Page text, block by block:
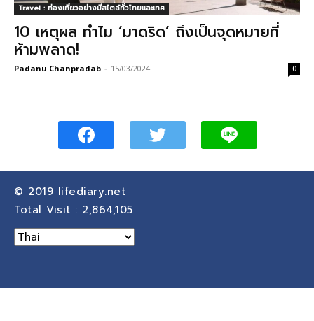
Travel : ท่องเที่ยวอย่างมีสไตล์ทั่วไทยและเทศ
10 เหตุผล ทำไม ‘มาดริด’ ถึงเป็นจุดหมายที่
ห้ามพลาด!
Padanu Chanpradab - 15/03/2024 0
© 2019 lifediary.net
Total Visit : 2,864,105